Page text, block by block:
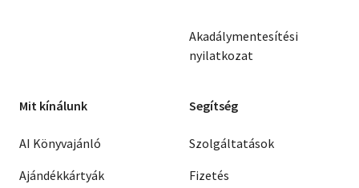
Akadálymentesítési
nyilatkozat
Mit kínálunk
AI Könyvajánló
Ajándékkártyák
Segítség
Szolgáltatások
Fizetés